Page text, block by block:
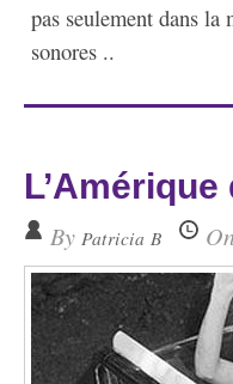
pas seulement dans la
sonores ..
By Patricia B On